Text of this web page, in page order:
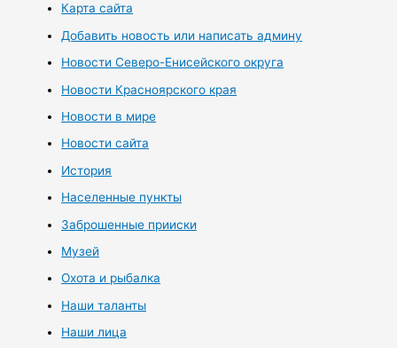
Карта сайта
Добавить новость или написать админу
Новости Северо-Енисейского округа
Новости Красноярского края
Новости в мире
Новости сайта
История
Населенные пункты
Заброшенные прииски
Музей
Охота и рыбалка
Наши таланты
Наши лица